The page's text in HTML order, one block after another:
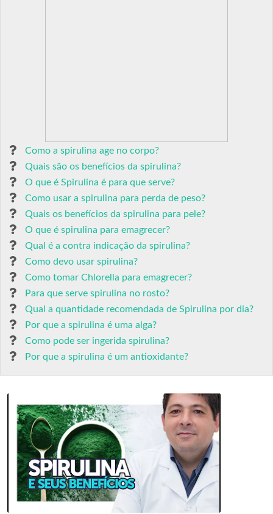
Como a spirulina age no corpo?
Quais são os benefícios da spirulina?
O que é Spirulina é para que serve?
Como usar a spirulina para perda de peso?
Quais os benefícios da spirulina para pele?
O que é spirulina para emagrecer?
Qual é a contra indicação da spirulina?
Como devo usar spirulina?
Como tomar Chlorella para emagrecer?
Para que serve spirulina no rosto?
Qual a quantidade recomendada de Spirulina por dia?
Por que a spirulina é uma alga?
Como pode ser ingerida spirulina?
Por que a spirulina é um antioxidante?